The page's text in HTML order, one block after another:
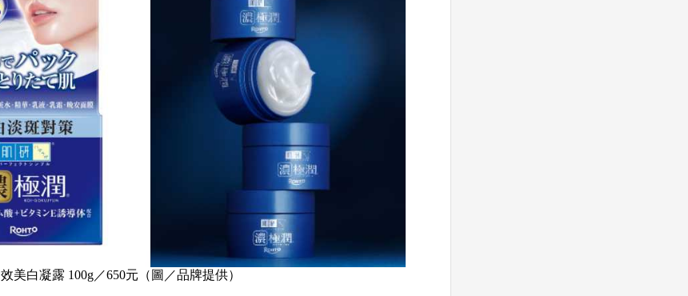
美白凝露 100g／650元（圖／品牌提供）